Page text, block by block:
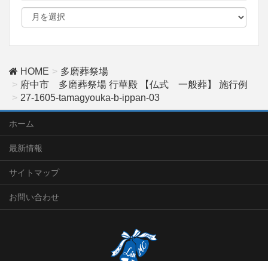
HOME
多磨葬祭場
府中市 多磨葬祭場 行華殿 【仏式 一般葬】 施行例
27-1605-tamagyouka-b-ippan-03
ホーム
最新情報
サイトマップ
お問い合わせ